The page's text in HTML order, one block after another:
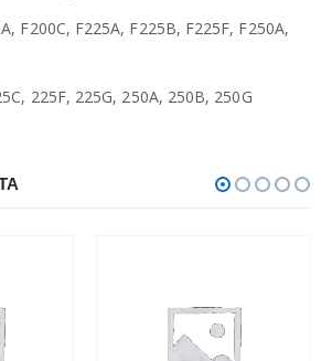
F200C, F225A, F225B, F225F, F250A,
225F, 225G, 250A, 250B, 250G